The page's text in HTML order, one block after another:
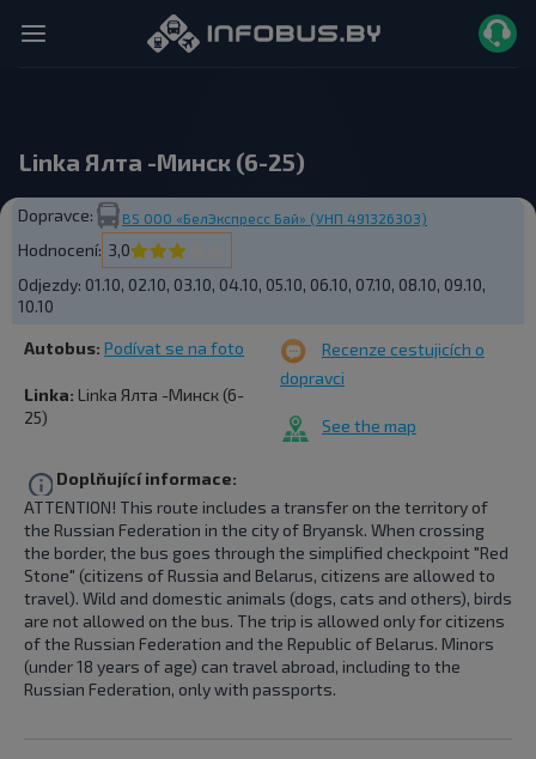
Linka Ялта -Минск (6-25)
Dopravce: BS ООО «БелЭкспресс Бай» (УНП 491326303)
Hodnocení: 3,0
Odjezdy: 01.10, 02.10, 03.10, 04.10, 05.10, 06.10, 07.10, 08.10, 09.10,
10.10
Autobus: Podívat se na foto
Linka: Linka Ялта -Минск (6-
25)
Recenze cestujicích o
dopravci
See the map
Doplňující informace:
ATTENTION! This route includes a transfer on the territory of
the Russian Federation in the city of Bryansk. When crossing
the border, the bus goes through the simplified checkpoint "Red
Stone" (citizens of Russia and Belarus, citizens are allowed to
travel). Wild and domestic animals (dogs, cats and others), birds
are not allowed on the bus. The trip is allowed only for citizens
of the Russian Federation and the Republic of Belarus. Minors
(under 18 years of age) can travel abroad, including to the
Russian Federation, only with passports.